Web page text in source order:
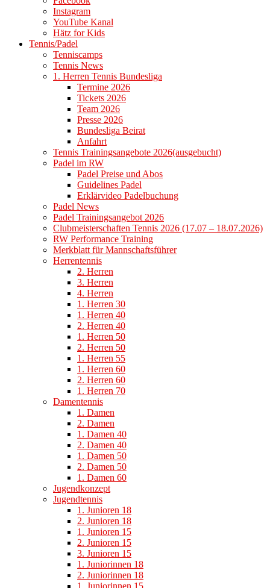
Instagram
YouTube Kanal
Hätz for Kids
Tennis/Padel
Tenniscamps
Tennis News
1. Herren Tennis Bundesliga
Termine 2026
Tickets 2026
Team 2026
Presse 2026
Bundesliga Beirat
Anfahrt
Tennis Trainingsangebote 2026(ausgebucht)
Padel im RW
Padel Preise und Abos
Guidelines Padel
Erklärvideo Padelbuchung
Padel News
Padel Trainingsangebot 2026
Clubmeisterschaften Tennis 2026 (17.07 – 18.07.2026)
RW Performance Training
Merkblatt für Mannschaftsführer
Herrentennis
2. Herren
3. Herren
4. Herren
1. Herren 30
1. Herren 40
2. Herren 40
1. Herren 50
2. Herren 50
1. Herren 55
1. Herren 60
2. Herren 60
1. Herren 70
Damentennis
1. Damen
2. Damen
1. Damen 40
2. Damen 40
1. Damen 50
2. Damen 50
1. Damen 60
Jugendkonzept
Jugendtennis
1. Junioren 18
2. Junioren 18
1. Junioren 15
2. Junioren 15
3. Junioren 15
1. Juniorinnen 18
2. Juniorinnen 18